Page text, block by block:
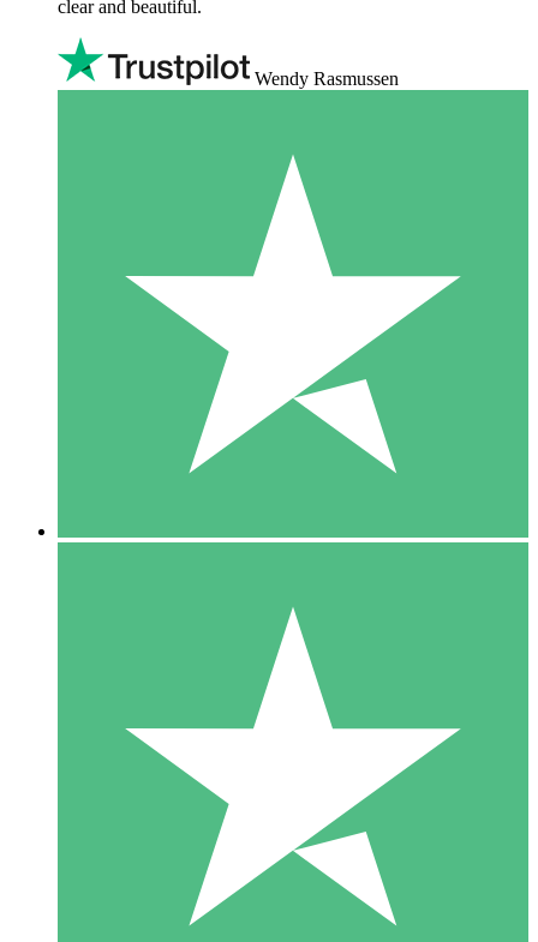
clear and beautiful.
Wendy Rasmussen